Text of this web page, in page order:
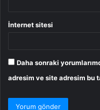
İnternet sitesi
Daha sonraki
adresim ve site adresim bu